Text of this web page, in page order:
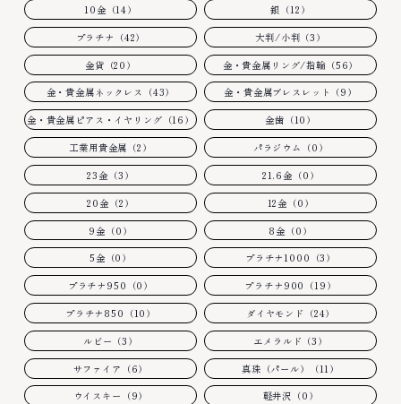
10金（14） 銀（12）
プラチナ（42） 大判/小判（3）
金貨（20） 金・貴金属リング/指輪（56）
金・貴金属ネックレス（43） 金・貴金属ブレスレット（9）
金・貴金属ピアス・イヤリング（16） 金歯（10）
工業用貴金属（2） パラジウム（0）
23金（3） 21.6金（0）
20金（2） 12金（0）
9金（0） 8金（0）
5金（0） プラチナ1000（3）
プラチナ950（0） プラチナ900（19）
プラチナ850（10） ダイヤモンド（24）
ルビー（3） エメラルド（3）
サファイア（6） 真珠（パール）（11）
ウイスキー（9） 軽井沢（0）